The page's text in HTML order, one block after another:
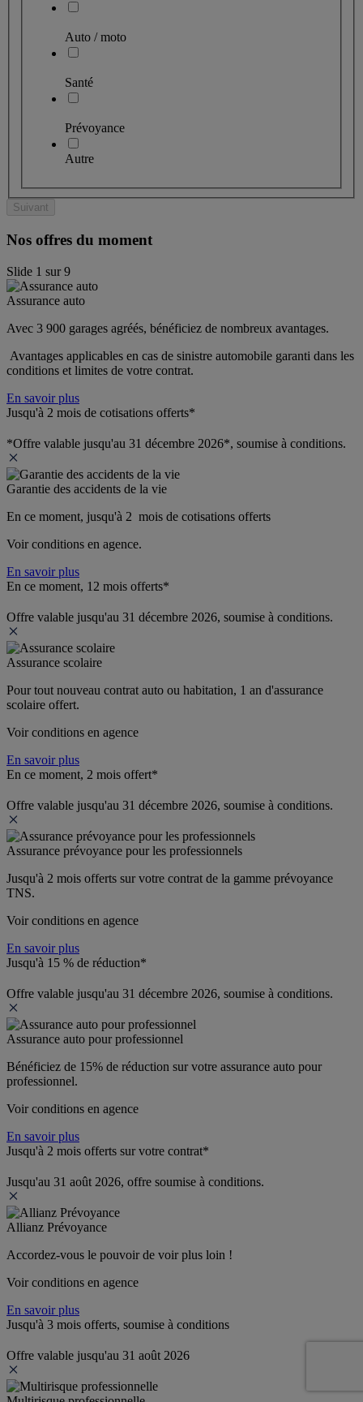
Auto / moto
Santé
Prévoyance
Autre
Suivant
Nos offres du moment
Slide 1 sur9
Assurance auto
Avec 3 900 garages agréés, bénéficiez de nombreux avantages.
Avantages applicables en cas de sinistre automobile garanti dans les
conditions et limites de votre contrat.
En savoir plus
Jusqu'à 2 mois de cotisations offerts*
*Offre valable jusqu'au 31 décembre 2026*, soumise à conditions.
Garantie des accidents de la vie
En ce moment, jusqu'à 2  mois de cotisations offerts
Voir conditions en agence.
En savoir plus
En ce moment, 12 mois offerts*
Offre valable jusqu'au 31 décembre 2026, soumise à conditions.
Assurance scolaire
Pour tout nouveau contrat auto ou habitation, 1 an d'assurance
scolaire offert.
Voir conditions en agence
En savoir plus
En ce moment, 2 mois offert*
Offre valable jusqu'au 31 décembre 2026, soumise à conditions.
Assurance prévoyance pour les professionnels
Jusqu'à 2 mois offerts sur votre contrat de la gamme prévoyance
TNS.
Voir conditions en agence
En savoir plus
Jusqu'à 15 % de réduction*
Offre valable jusqu'au 31 décembre 2026, soumise à conditions.
Assurance auto pour professionnel
Bénéficiez de 15% de réduction sur votre assurance auto pour
professionnel.
Voir conditions en agence
En savoir plus
Jusqu'à 2 mois offerts sur votre contrat*
Jusqu'au 31 août 2026, offre soumise à conditions.
Allianz Prévoyance
Accordez-vous le pouvoir de voir plus loin !
Voir conditions en agence
En savoir plus
Jusqu'à 3 mois offerts, soumise à conditions
Offre valable jusqu'au 31 août 2026